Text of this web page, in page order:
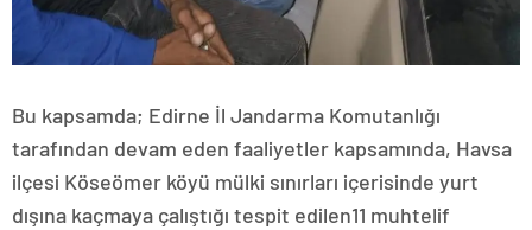
Bu kapsamda; Edirne İl Jandarma Komutanlığı
tarafından devam eden faaliyetler kapsamında, Havsa
ilçesi Köseömer köyü mülki sınırları içerisinde yurt
dışına kaçmaya çalıştığı tespit edilen11 muhtelif